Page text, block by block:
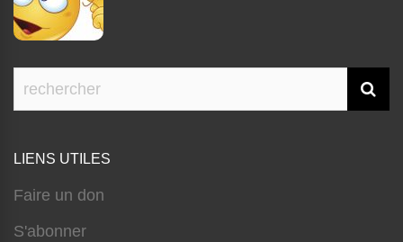
LIENS UTILES
Faire un don
S'abonner